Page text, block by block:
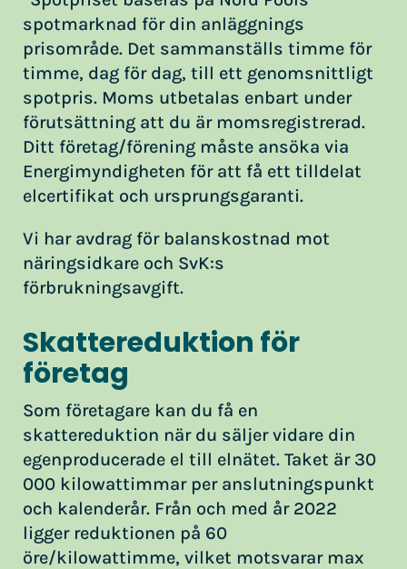
spotmarknad för din anläggnings
prisområde. Det sammanställs timme för
timme, dag för dag, till ett genomsnittligt
spotpris. Moms utbetalas enbart under
förutsättning att du är momsregistrerad.
Ditt företag/förening måste ansöka via
Energimyndigheten för att få ett tilldelat
elcertifikat och ursprungsgaranti.
Vi har avdrag för balanskostnad mot
näringsidkare och SvK:s
förbrukningsavgift.
Skattereduktion för
företag
Som företagare kan du få en
skattereduktion när du säljer vidare din
egenproducerade el till elnätet. Taket är 30
000 kilowattimmar per anslutningspunkt
och kalenderår. Från och med år 2022
ligger reduktionen på 60
öre/kilowattimme, vilket motsvarar max